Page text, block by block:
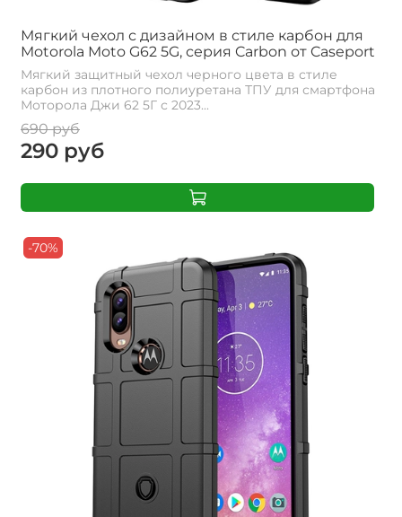
Мягкий чехол с дизайном в стиле карбон для
Motorola Moto G62 5G, серия Carbon от Caseport
Мягкий защитный чехол черного цвета в стиле
карбон из плотного полиуретана ТПУ для смартфона
Моторола Джи 62 5Г с 2023...
690 руб
290 руб
-70%